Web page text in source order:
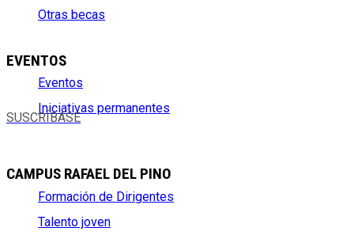
Otras becas
EVENTOS
Eventos
Iniciativas permanentes
SUSCRÍBASE
CAMPUS RAFAEL DEL PINO
Formación de Dirigentes
Talento joven